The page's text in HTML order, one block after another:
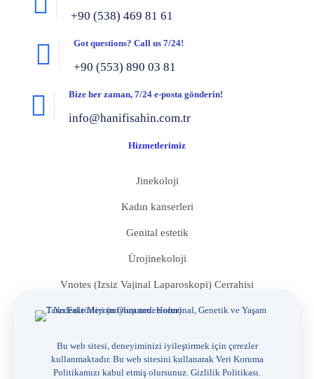
+90 (538) 469 81 61
Got questions? Call us 7/24!
+90 (553) 890 03 81
Bize her zaman, 7/24 e-posta gönderin!
info@hanifisahin.com.tr
Hizmetlerimiz
Jinekoloji
Kadın kanserleri
Genital estetik
Ürojinekoloji
Vnotes (Izsiz Vajinal Laparoskopi) Cerrahisi
Histeroskopik Cerrahi
İnfertilite
Bu web sitesi, deneyiminizi iyileştirmek için çerezler
kullanmaktadır. Bu web sitesini kullanarak Veri Koruma
Politikamızı kabul etmiş olursunuz. Gizlilik Politikası.